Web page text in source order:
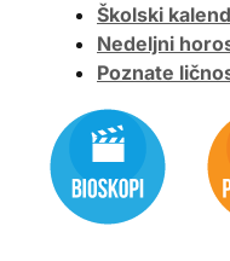
Školski
Nedeljni
Poznate